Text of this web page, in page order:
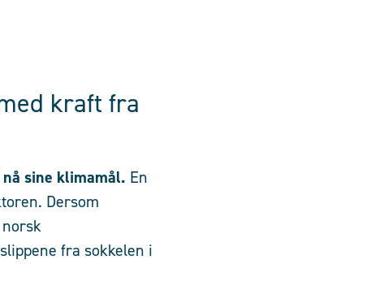
kraft fra
sine klimamål. En
Dersom
fra sokkelen i